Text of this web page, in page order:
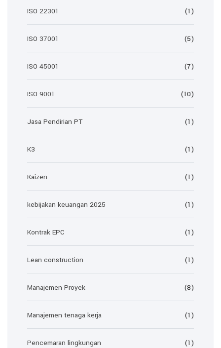
ISO 22301 (1)
ISO 37001 (5)
ISO 45001 (7)
ISO 9001 (10)
Jasa Pendirian PT (1)
K3 (1)
Kaizen (1)
kebijakan keuangan 2025 (1)
Kontrak EPC (1)
Lean construction (1)
Manajemen Proyek (8)
Manajemen tenaga kerja (1)
Pencemaran lingkungan (1)